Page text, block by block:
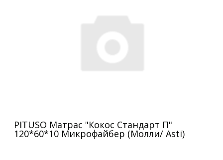
PITUSO Матрас "Кокос Стандарт П"
120*60*10 Микрофайбер (Молли/ Asti)